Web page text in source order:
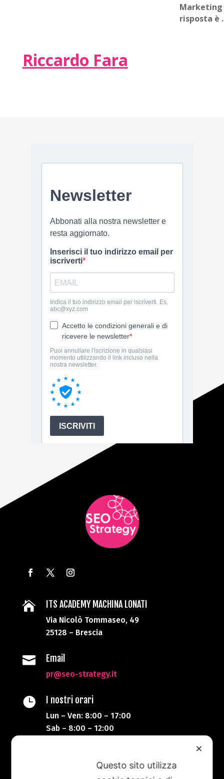
Marketing
risposta è
Riccardo Fara
 ITS ACADEMY MACHINA LONATI
Via Nicolò Tommaseo, 49
25128 – Brescia
 Email
pr@seo-strategy.it
 I nostri orari
Lun – Ven: 8:00 – 17:00
Sab – 8:00 – 12:00
+39 333 87 20 623
✕
Questo sito utilizza